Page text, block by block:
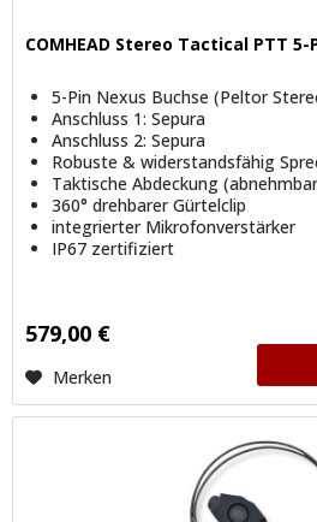
COMHEAD Stereo Tactical PTT
5-Pin Nexus Buchse (Peltor
Anschluss 1: Sepura
Anschluss 2: Sepura
Robuste & widerstandsfähig
Taktische Abdeckung
360° drehbarer Gürtelclip
integrierter Mikrofonverstärker
IP67 zertifiziert
579,00 €
Merken